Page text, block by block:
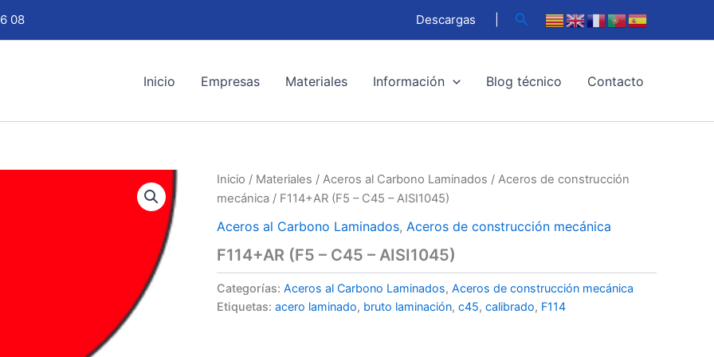
08 Descargas Buscar
Inicio Empresas Materiales Información Blog técnico Contacto
Inicio / Materiales / Aceros al Carbono Laminados / Aceros de construcción
mecánica / F114+AR (F5 – C45 – AISI1045)
Aceros al Carbono Laminados, Aceros de construcción mecánica
F114+AR (F5 – C45 – AISI1045)
Categorías: Aceros al Carbono Laminados, Aceros de construcción mecánica
Etiquetas: acero laminado, bruto laminación, c45, calibrado, F114